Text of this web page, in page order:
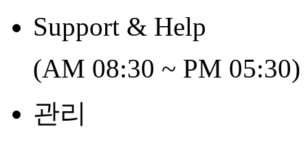
Support & Help
(AM 08:30 ~ PM 05:30)
관리